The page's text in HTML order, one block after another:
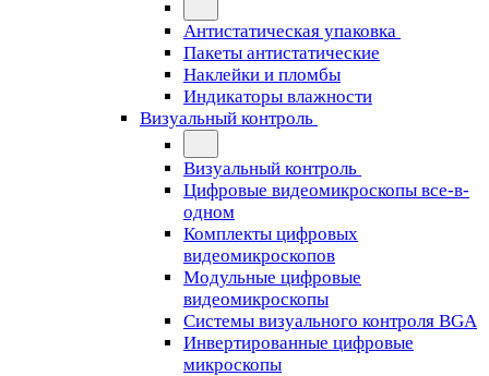
Антистатическая упаковка
Пакеты антистатические
Наклейки и пломбы
Индикаторы влажности
Визуальный контроль
Визуальный контроль
Цифровые видеомикроскопы все-в-
одном
Комплекты цифровых
видеомикроскопов
Модульные цифровые
видеомикроскопы
Cистемы визуального контроля BGA
Инвертированные цифровые
микроскопы